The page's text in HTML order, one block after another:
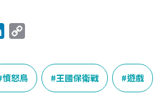
n
k
e
p
y
L
憤怒鳥 王國保衛戰 遊戲